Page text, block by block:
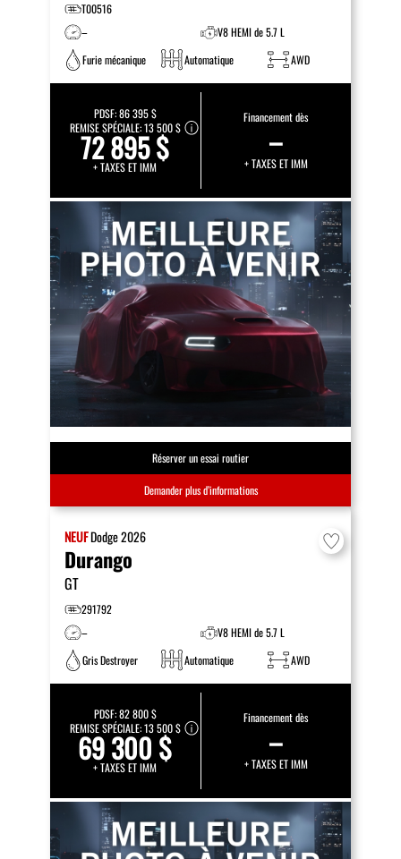
T00516
–
V8 HEMI de 5.7 L
Furie mécanique
Automatique AWD
PDSF:86 395 $
REMISE SPÉCIALE:13 500 $
72 895 $
+ TAXES ET IMM
Financement dès
–
+ TAXES ET IMM
Réserver un essai routier
Demander plus d’informations
NEUFDodge2026
Durango
GT
291792
–
V8 HEMI de 5.7 L
Gris Destroyer
Automatique AWD
PDSF:82 800 $
REMISE SPÉCIALE:13 500 $
69 300 $
+ TAXES ET IMM
Financement dès
–
+ TAXES ET IMM